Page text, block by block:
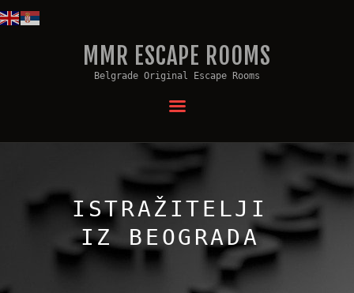
MMR ESCAPE ROOMS
Belgrade Original Escape Rooms
ISTRAŽITELJI
IZ BEOGRADA
MMR ESCAPE ROOMS
Belgrade Original Escape Rooms
ŠTA JE ESCAPE ROOM?
PROSLAVA ROĐENDANA
KONTAKT
VAUČERI